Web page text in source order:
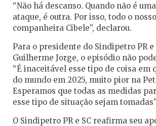
“Não há descanso. Quando não é
ataque, é outra. Por isso, todo o
companheira Cibele”, declarou.
Para o presidente do Sindipetro PR e
Guilherme Jorge, o episódio não
“É inaceitável esse tipo de coisa em
do mundo em 2025, muito pior na
Esperamos que todas as medidas
esse tipo de situação sejam
O Sindipetro PR e SC reafirma seu